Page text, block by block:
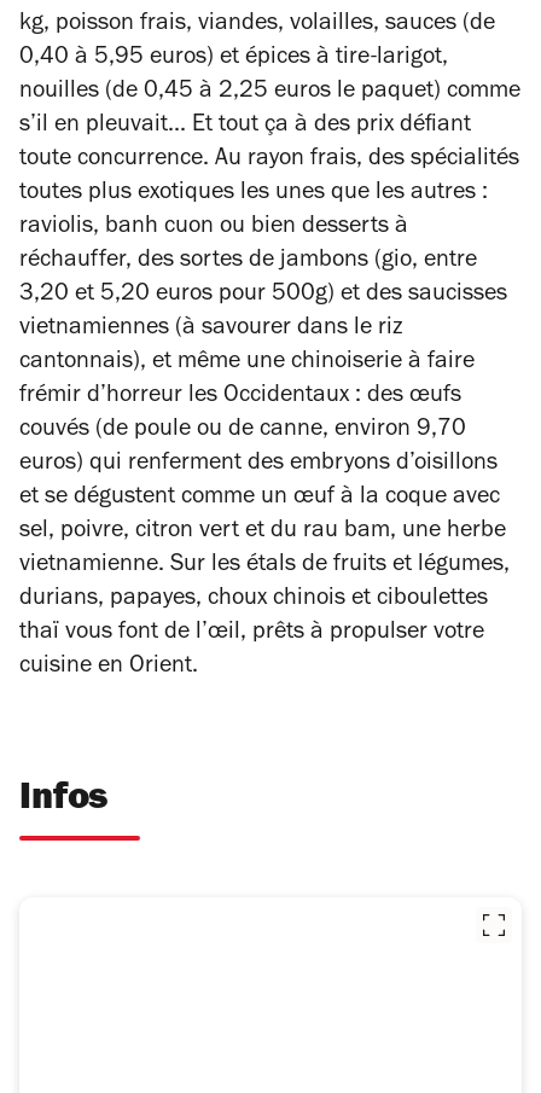
kg, poisson frais, viandes, volailles, sauces (de
0,40 à 5,95 euros) et épices à tire-larigot,
nouilles (de 0,45 à 2,25 euros le paquet) comme
s’il en pleuvait... Et tout ça à des prix défiant
toute concurrence. Au rayon frais, des spécialités
toutes plus exotiques les unes que les autres :
raviolis, banh cuon ou bien desserts à
réchauffer, des sortes de jambons (gio, entre
3,20 et 5,20 euros pour 500g) et des saucisses
vietnamiennes (à savourer dans le riz
cantonnais), et même une chinoiserie à faire
frémir d’horreur les Occidentaux : des œufs
couvés (de poule ou de canne, environ 9,70
euros) qui renferment des embryons d’oisillons
et se dégustent comme un œuf à la coque avec
sel, poivre, citron vert et du rau bam, une herbe
vietnamienne. Sur les étals de fruits et légumes,
durians, papayes, choux chinois et ciboulettes
thaï vous font de l’œil, prêts à propulser votre
cuisine en Orient.
Infos